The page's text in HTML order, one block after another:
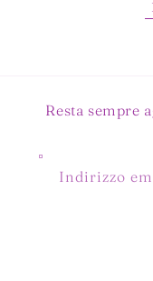
Resta sempre
Indirizzo